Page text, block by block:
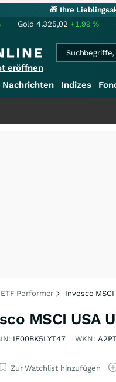
🎁 Ihre
Gold 4.325,02 +1,99%
eröffnen
Nachrichten Indizes
Performer Invesco MSCI
MSCI USA
IE00BK5LYT47 WKN:
Zur Watchlist hinzufügen